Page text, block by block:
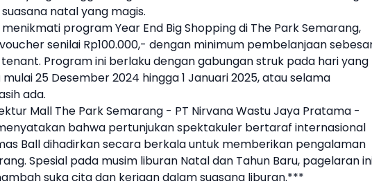
natal yang magis.
program Year End Big Shopping di The ParkSemarang,
senilai Rp100.000,- dengan minimum pembelanjaan
tenant. Program ini berlaku dengan gabungan struk pada hari yang
25 Desember 2024 hingga 1 Januari 2025, atau selama
ada.
Mall The ParkSemarang - PT Nirvana Wastu Jaya Pratama -
bahwa pertunjukan spektakuler bertaraf internasional
Ball dihadirkan secara berkala untuk memberikan pengalaman
Spesial pada musim liburan Natal dan Tahun Baru, pagelaran
suka cita dan keriaan dalam suasana liburan.***